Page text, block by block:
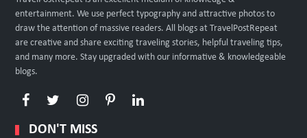
entertainment. We use perfect typography and attractive photos to
draw the attention of massive readers. All blogs at TravelPostRepeat
are creative and share exciting traveling stories, helpful traveling tips,
and many more. Stay upgraded with our informative & knowledgeable
blogs.
DON'T MISS